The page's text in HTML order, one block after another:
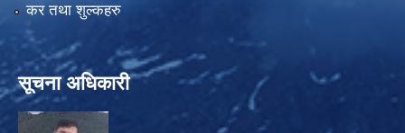
कर तथा शुल्कहरु
सूचना अधिकारी